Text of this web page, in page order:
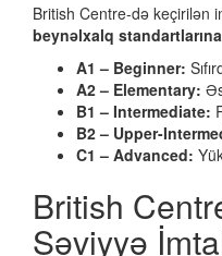
British Centre-də keçirilən
beynəlxalq standartlarına
A1 – Beginner:
A2 – Elementary:
B1 – Intermediate:
B2 – Upper-
C1 – Advanced:
British
Səviyyə